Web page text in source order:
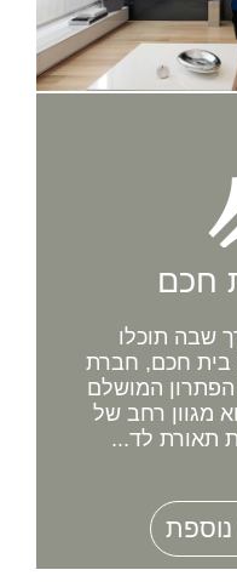
חכם
שבה תוכלו
בית חכם, חברת
המושלם
מגוון רחב של
תאורת לד...